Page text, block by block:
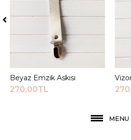
Sepete Ekle
Beyaz Emzik Askısı
270,00TL
MENU